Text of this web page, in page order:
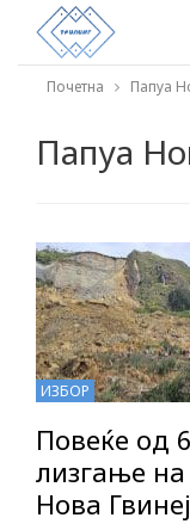
Почетна Папуа
Папуа
ИЗБОР
Повеќе од
лизгање
Нова